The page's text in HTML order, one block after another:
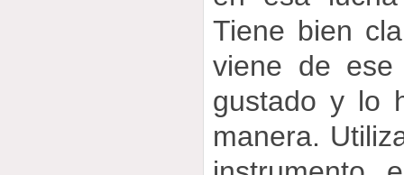
Tiene bien
viene de
gustado y lo
manera.